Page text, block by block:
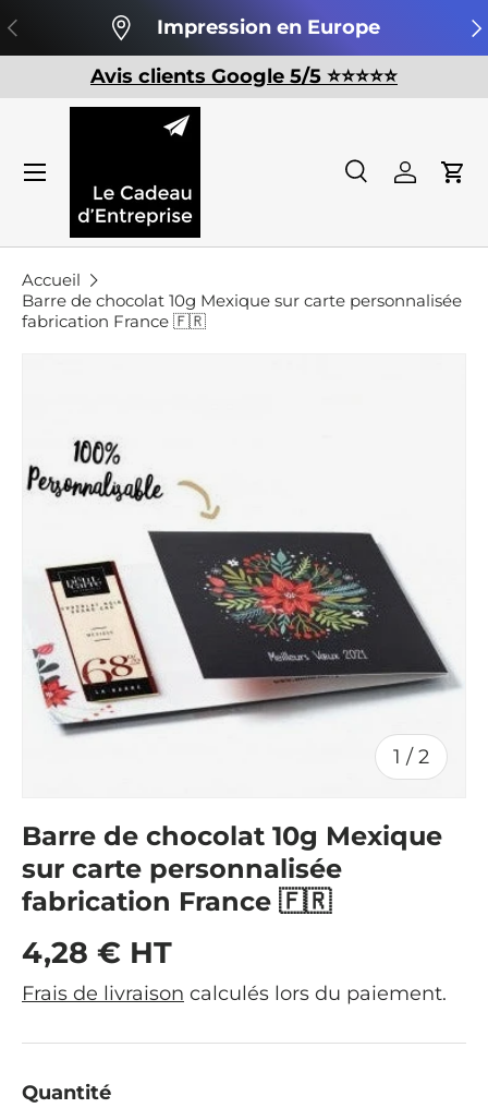
Aller au contenu
Précédent Impression en Europe
Avis clients Google 5/5 ⭐️⭐️⭐️⭐️⭐️
Recherche
Recherche
Se
Accueil
Barre de chocolat 10g Mexique sur carte personnalisée
fabrication France 🇫🇷
1 / de
2
Barre de chocolat 10g Mexique
sur carte personnalisée
fabrication France 🇫🇷
Prix habituel
4,28 € HT
Frais de livraison calculés lors du paiement.
Quantité